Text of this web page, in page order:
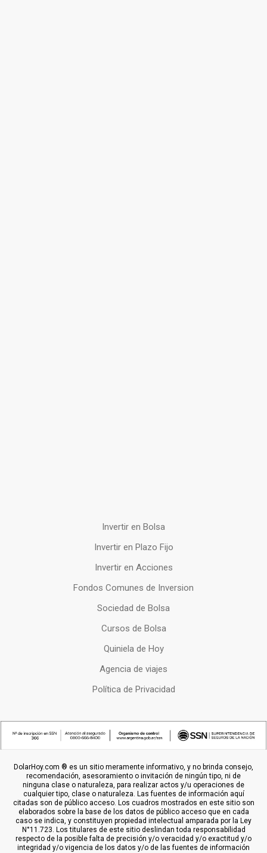
Invertir en Bolsa
Invertir en Plazo Fijo
Invertir en Acciones
Fondos Comunes de Inversion
Sociedad de Bolsa
Cursos de Bolsa
Quiniela de Hoy
Agencia de viajes
Política de Privacidad
DolarHoy.com ® es un sitio meramente informativo, y no brinda consejo,
recomendación, asesoramiento o invitación de ningún tipo, ni de
ninguna clase o naturaleza, para realizar actos y/u operaciones de
cualquier tipo, clase o naturaleza. Las fuentes de información aquí
citadas son de público acceso. Los cuadros mostrados en este sitio son
elaborados sobre la base de los datos de público acceso que en cada
caso se indica, y constituyen propiedad intelectual amparada por la Ley
N°11.723. Los titulares de este sitio deslindan toda responsabilidad
respecto de la posible falta de precisión y/o veracidad y/o exactitud y/o
integridad y/o vigencia de los datos y/o de las fuentes de información